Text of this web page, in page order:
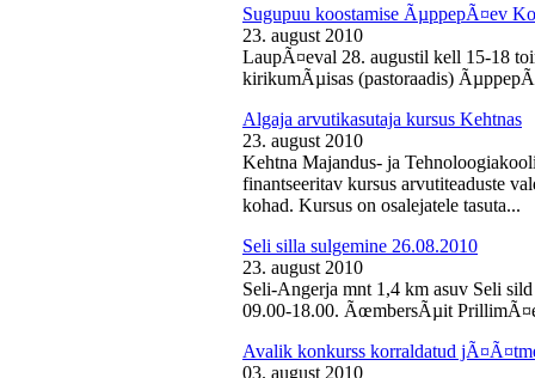
Sugupuu koostamise ÃµppepÃ¤ev
23. august 2010
LaupÃ¤eval 28. augustil kell 15-18
kirikumÃµisas (pastoraadis)
Algaja arvutikasutaja kursus Kehtnas
23. august 2010
Kehtna Majandus- ja
finantseeritav kursus arvutiteaduste
kohad. Kursus on osalejatele tasuta...
Seli silla sulgemine 26.08.2010
23. august 2010
Seli-Angerja mnt 1,4 km asuv Seli
09.00-18.00. ÃœmbersÃµit
Avalik konkurss korraldatud
03. august 2010